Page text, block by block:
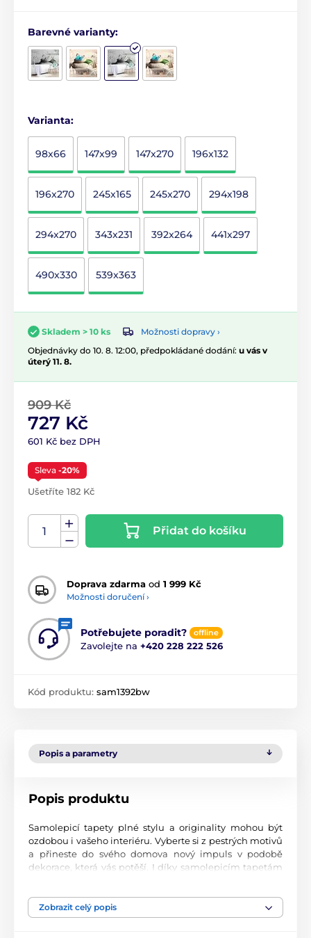
Barevné varianty:
Varianta:
98x66 147x99 147x270 196x132
196x270 245x165 245x270 294x198
294x270 343x231 392x264 441x297
490x330 539x363
Skladem > 10 ks
Možnosti dopravy ›
Objednávky do 10. 8. 12:00, předpokládané dodání: u vás v
úterý 11. 8.
909 Kč
727 Kč
601 Kč bez DPH
Sleva -20%
Ušetříte 182 Kč
Přidat do košíku
Doprava zdarma od 1 999 Kč
Možnosti doručení ›
Potřebujete poradit? offline
Zavolejte na +420 228 222 526
Kód produktu: sam1392bw
Popis a parametry
Popis produktu
Samolepicí tapety plné stylu a originality mohou být
ozdobou i vašeho interiéru. Vyberte si z pestrých motivů
a přineste do svého domova nový impuls v podobě
dekorace, která vás potěší. I díky samolepicím tapetám
Perfektní tiskové zpracování
Zobrazit celý popis